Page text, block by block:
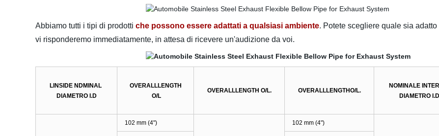
Abbiamo tutti i tipi di prodotti che possono essere adattati a qualsiasi ambiente. Potete scegliere quale sia
vi risponderemo immediatamente, in attesa di ricevere un'audizione da voi.
LINSIDE NDMINAL
DIAMETRO I.D
OVERALLLENGTH
O/L
OVERALLLENGTH O/L. OVERALLLENGTHO/L.
NOMINALE
DIAMETRO I.D
102 mm (4") 102 mm (4")